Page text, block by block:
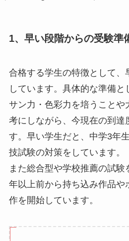
1、早い段階からの受験準
合格する学生の特徴として、
しています。具体的な準備と
サン力・色彩力を培うことや
考にしながら、今現在の到達
す。早い学生だと、中学3年
技試験の対策をしています。
また総合型や学校推薦の試験
年以上前から持ち込み作品や
作を開始しています。